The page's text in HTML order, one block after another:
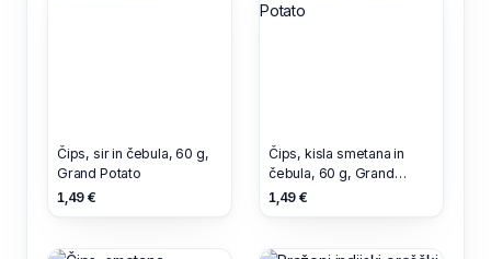
Čips, sir in čebula, 60 g,
Grand Potato
1,49 €
Čips, kisla smetana in
čebula, 60 g, Grand
Potato
1,49 €